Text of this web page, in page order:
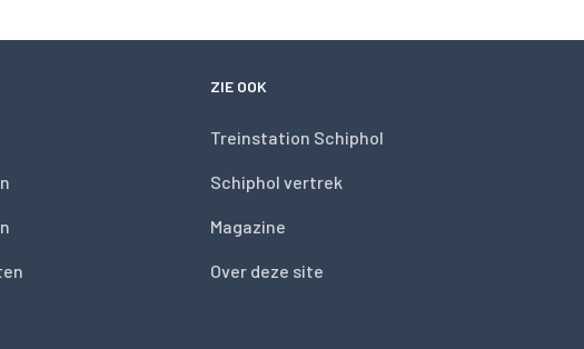
ZIE OOK
Treinstation Schiphol
Schiphol vertrek
Magazine
Over deze site